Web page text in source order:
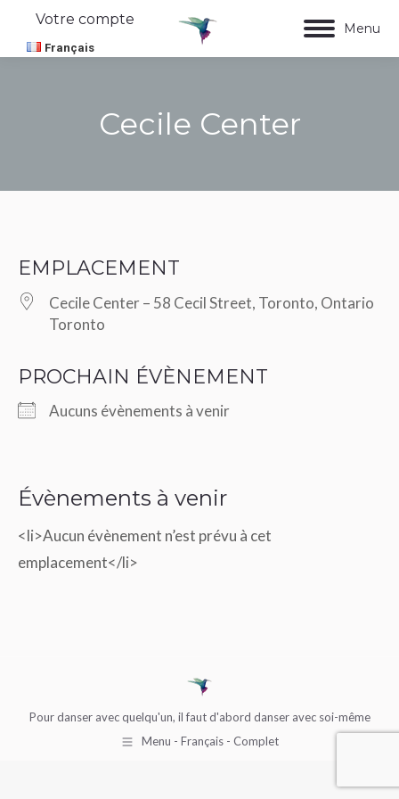
Menu
Votre compte
Français
Cecile Center
EMPLACEMENT
Cecile Center – 58 Cecil Street, Toronto, Ontario
Toronto
PROCHAIN ÉVÈNEMENT
Aucuns évènements à venir
– Toronto
Voir Évènements
Évènements à venir
<li>Aucun évènement n’est prévu à cet
emplacement</li>
Pour danser avec quelqu'un, il faut d'abord danser avec soi-même
Menu - Français - Complet